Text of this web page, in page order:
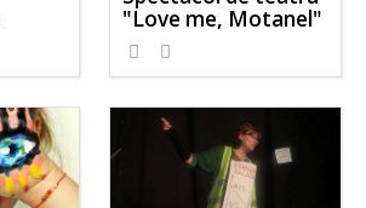
"Love me, Motanel"